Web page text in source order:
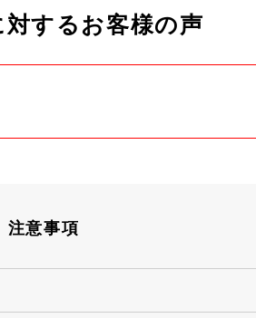
対するお客様の声
注意事項